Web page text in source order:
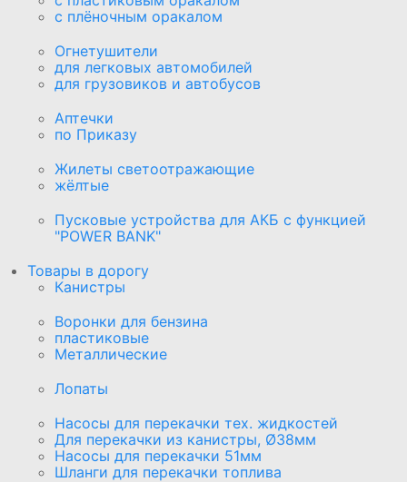
с плёночным оракалом
Огнетушители
для легковых автомобилей
для грузовиков и автобусов
Аптечки
по Приказу
Жилеты светоотражающие
жёлтые
Пусковые устройства для АКБ с функцией
"POWER BANK"
Товары в дорогу
Канистры
Воронки для бензина
пластиковые
Металлические
Лопаты
Насосы для перекачки тех. жидкостей
Для перекачки из канистры, Ø38мм
Насосы для перекачки 51мм
Шланги для перекачки топлива